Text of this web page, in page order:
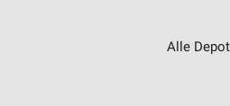
Alle